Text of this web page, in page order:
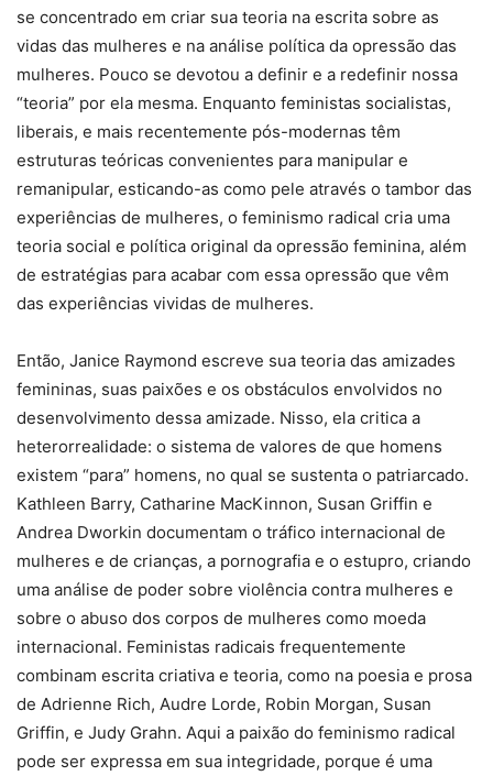
se concentrado em criar sua teoria na escrita sobre as
vidas das mulheres e na análise política da opressão das
mulheres. Pouco se devotou a definir e a redefinir nossa
“teoria” por ela mesma. Enquanto feministas socialistas,
liberais, e mais recentemente pós-modernas têm
estruturas teóricas convenientes para manipular e
remanipular, esticando-as como pele através o tambor das
experiências de mulheres, o feminismo radical cria uma
teoria social e política original da opressão feminina, além
de estratégias para acabar com essa opressão que vêm
das experiências vividas de mulheres.
Então, Janice Raymond escreve sua teoria das amizades
femininas, suas paixões e os obstáculos envolvidos no
desenvolvimento dessa amizade. Nisso, ela critica a
heterorrealidade: o sistema de valores de que homens
existem “para” homens, no qual se sustenta o patriarcado.
Kathleen Barry, Catharine MacKinnon, Susan Griffin e
Andrea Dworkin documentam o tráfico internacional de
mulheres e de crianças, a pornografia e o estupro, criando
uma análise de poder sobre violência contra mulheres e
sobre o abuso dos corpos de mulheres como moeda
internacional. Feministas radicais frequentemente
combinam escrita criativa e teoria, como na poesia e prosa
de Adrienne Rich, Audre Lorde, Robin Morgan, Susan
Griffin, e Judy Grahn. Aqui a paixão do feminismo radical
pode ser expressa em sua integridade, porque é uma